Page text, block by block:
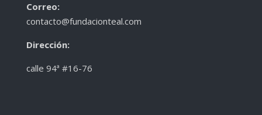
Correo:
contacto@fundacionteal.com
Dirección:
calle 94ª #16-76